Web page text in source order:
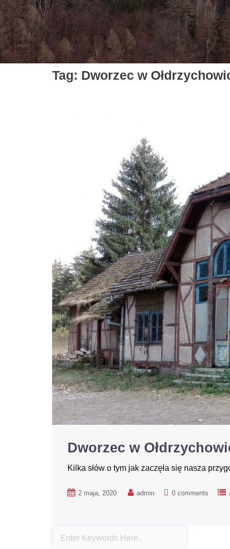
Tag: Dworzec w
Dworzec w
Kilka słów o tym jak zaczęła się nasza
2 maja, 2020 admin 0 comments